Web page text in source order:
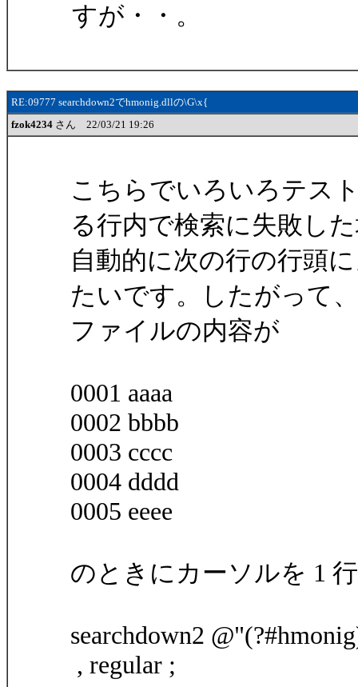
すが・・。
RE:09777 searchdown2でhmonig.dllの\G\x{
fzok4234 さん 22/03/21 19:26
こちらでいろいろテス
る行内で検索に失敗し
自動的に次の行の行頭
たいです。したがって
ファイルの内容が
0001 aaaa
0002 bbbb
0003 cccc
0004 dddd
0005 eeee
のときにカーソルを 1
searchdown2
, regular ;